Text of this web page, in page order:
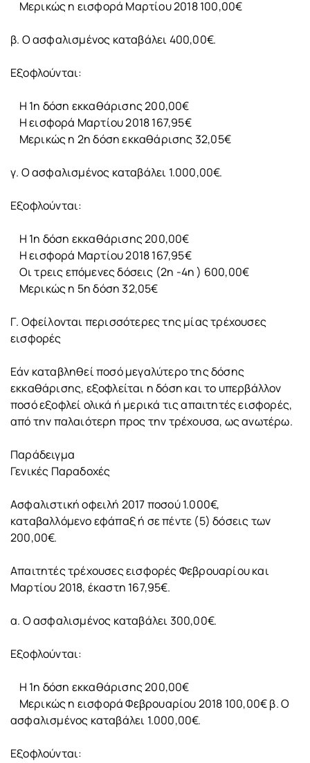
Μερικώς η εισφορά Μαρτίου 2018 100,00€
β. Ο ασφαλισμένος καταβάλει 400,00€.
Εξοφλούνται:
Η 1η δόση εκκαθάρισης 200,00€
Η εισφορά Μαρτίου 2018 167,95€
Μερικώς η 2η δόση εκκαθάρισης 32,05€
γ. Ο ασφαλισμένος καταβάλει 1.000,00€.
Εξοφλούνται:
Η 1η δόση εκκαθάρισης 200,00€
Η εισφορά Μαρτίου 2018 167,95€
Οι τρεις επόμενες δόσεις (2η -4η ) 600,00€
Μερικώς η 5η δόση 32,05€
Γ. Οφείλονται περισσότερες της μίας τρέχουσες
εισφορές
Εάν καταβληθεί ποσό μεγαλύτερο της δόσης
εκκαθάρισης, εξοφλείται η δόση και το υπερβάλλον
ποσό εξοφλεί ολικά ή μερικά τις απαιτητές εισφορές,
από την παλαιότερη προς την τρέχουσα, ως ανωτέρω.
Παράδειγμα
Γενικές Παραδοχές
Ασφαλιστική οφειλή 2017 ποσού 1.000€,
καταβαλλόμενο εφάπαξ ή σε πέντε (5) δόσεις των
200,00€.
Απαιτητές τρέχουσες εισφορές Φεβρουαρίου και
Μαρτίου 2018, έκαστη 167,95€.
α. Ο ασφαλισμένος καταβάλει 300,00€.
Εξοφλούνται:
Η 1η δόση εκκαθάρισης 200,00€
Μερικώς η εισφορά Φεβρουαρίου 2018 100,00€ β. Ο
ασφαλισμένος καταβάλει 1.000,00€.
Εξοφλούνται: